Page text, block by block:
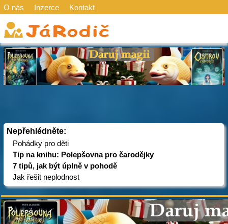
O nás Inzerce Kontakt
Nepřehlédněte:
Pohádky pro děti
Tip na knihu: Polepšovna pro čarodějky
7 tipů, jak být úplně v pohodě
Jak řešit neplodnost